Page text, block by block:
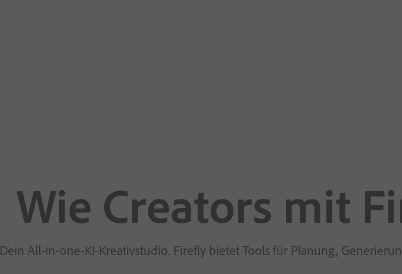
Wie Creators mit
Dein All-in-one-KI-Kreativstudio. Firefly bietet Tools für Planung,